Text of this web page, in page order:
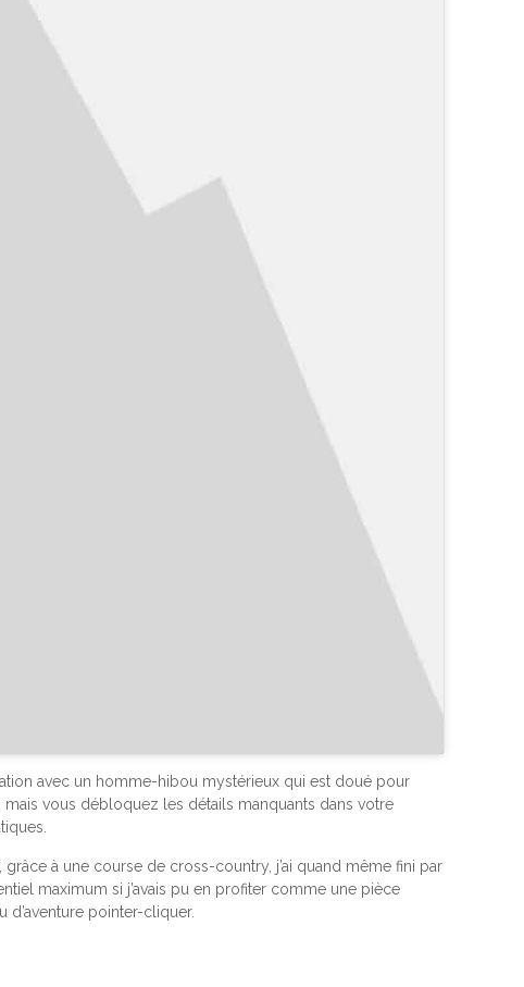
avec un homme-hibou mystérieux qui est doué pour
vous débloquez les détails manquants dans votre
à une course de cross-country, j’ai quand même fini par
maximum si j’avais pu en profiter comme une pièce
d’aventure pointer-cliquer.